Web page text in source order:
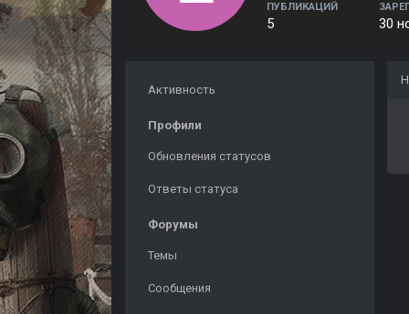
ПУБЛИКАЦИЙ
5 30
Активность
Профили
Обновления статусов
Ответы статуса
Форумы
Темы
Сообщения